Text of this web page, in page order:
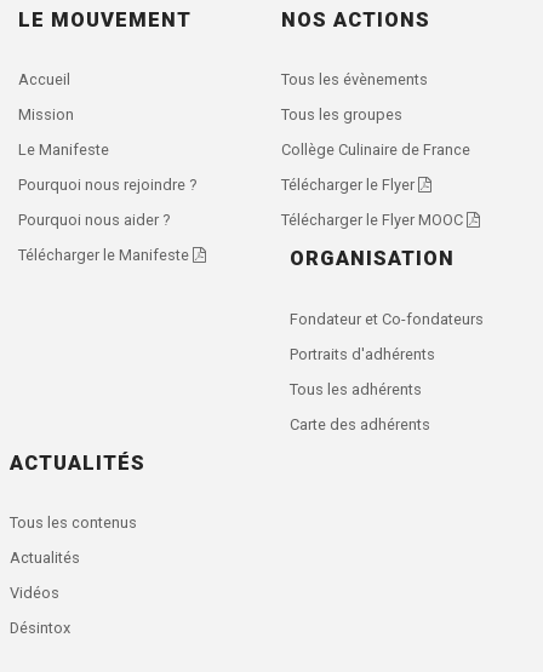
LE MOUVEMENT
Accueil
Mission
Le Manifeste
Pourquoi nous rejoindre ?
Pourquoi nous aider ?
Télécharger le Manifeste
NOS ACTIONS
Tous les évènements
Tous les groupes
Collège Culinaire de France
Télécharger le Flyer
Télécharger le Flyer MOOC
ORGANISATION
Fondateur et Co-fondateurs
Portraits d'adhérents
Tous les adhérents
Carte des adhérents
ACTUALITÉS
Tous les contenus
Actualités
Vidéos
Désintox